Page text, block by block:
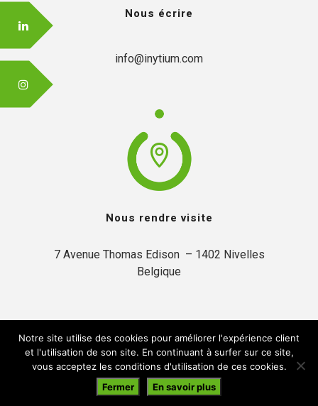
Nous écrire
info@inytium.com
Nous rendre visite
7 Avenue Thomas Edison  – 1402 Nivelles
Belgique
© 2019 Inytium | Créé par:A2Com
En navigant sur ce site, vous acceptez notre politique de confidentialité
Notre site utilise des cookies pour améliorer l'expérience client
et l'utilisation de son site. En continuant à surfer sur ce site,
vous acceptez les conditions d'utilisation de ces cookies.
Fermer
En savoir plus